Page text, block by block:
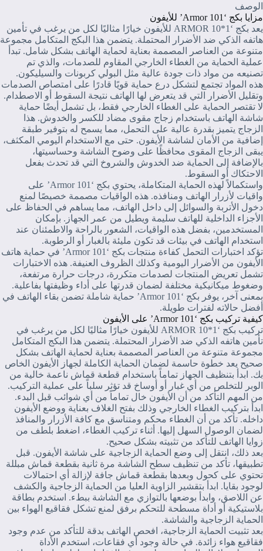
الوصف
مزايا بكج ‘Armor 101’ للأيفون
يعد بكج ‘ARMOR 10*1 للأيفون خيارًا مثاليًا لكل من يرغب في تأمين
هاتفه الذكي ضد الأضرار المحتملة. يتضمن هذا البكج المتكامل مجموعة
متنوعة من العناصر المصممة بعناية لحماية الهاتف بشكل شامل. تبدأ
عملية الحماية من الغطاء الخارجي المقاوم للصدمات، والذي تم
تصنيعه من مواد ذات جودة عالية مثل البولي كربونات والسيليكون.
هذه المواد تجتمع لتشكل درع حماية قويًا قادرًا على امتصاص الصدمات
وتقليل الأضرار التي قد يتعرض لها الهاتف نتيجة السقوط أو الاصطدام.
لا تقتصر الحماية على الغطاء الخارجي فقط، بل تشمل أيضًا حماية
شاشة الهاتف باستخدام زجاج مقوى مضاد للكسر والخدوش. هذا
الزجاج يتميز بقدرة عالية على التحمل، مما يسمح له بتوفير طبقة
إضافية من الأمان لشاشة الأيفون. حتى مع الاستخدام اليومي المكثف،
يبقى الزجاج المقوى محافظًا على وضوح الشاشة وحساسيتها،
بالإضافة إلى الحماية ضد الخدوش والشروخ التي قد تحدث بفعل
الاحتكاك أو السقوط.
واستكمالاً لهذه الحماية المتكاملة، يحتوي بكج ‘Armor 101’ على
واقيات لأزرار الهاتف ومنافذه. هذه الواقيات مصممة خصيصًا لمنع
دخول الأتربة والسوائل إلى داخل الهاتف، مما يساهم في الحفاظ على
الأجزاء الداخلية للهاتف سليمة ويطيل من عمر الجهاز. بإمكان
المستخدمين، بفضل هذه الواقيات، الشعور بالراحة والاطمئنان عند
استخدام الهاتف في بيئات قد تكون مليئة بالغبار أو الرطوبة.
تؤكد اختبارات التحمل كفاءة منتجات بكج ‘Armor 101’ في حماية هاتف
الأيفون من الأضرار اليومية وكذلك الظروف العنيفة. هذه الاختبارات
تشمل تعريض المنتجات لصدمات متكررة، درجات حرارة مرتفعة،
وضغوط ميكانيكية مختلفة لضمان قدرتها على أداء وظيفتها بفاعلية.
بمعنى آخر، يوفر بكج ‘Armor 101’ حماية شاملة تضمن بقاء الهاتف في
أفضل حالاته لفترات طويلة.
كيفية تركيب بكج ‘Armor 101’ على الأيفون
تركيب بكج ‘ARMOR 10*1 للأيفون خيارًا مثاليًا لكل من يرغب في
تأمين هاتفه الذكي ضد الأضرار المحتملة. يتضمن هذا البكج المتكامل
مجموعة متنوعة من العناصر المصممة بعناية لحماية الهاتف بشكل
صحيح يعد خطوة حاسمة لضمان الحماية الكاملة لجهاز الأيفون الخاص
بك. ابدأ بتنظيف الجهاز تماماً باستخدام قطعة قماش ناعمة خالية من
الوبر للتخلص من أي غبار أو أوساخ قد تؤثر سلباً على عملية التركيب.
من المهم التأكد من أن الأيفون خال تماماً من أي شوائب قبل البدء.
ابدأ بتركيب الغطاء الخارجي وذلك بفتح الغلاف بعناية ووضع الأيفون
داخله. تأكد من أن الغطاء محكم ومتناسق مع كافة الأزرار والمنافذ
لضمان الوصول السهل إليها. أثناء تركيب الغطاء، اضغط بلطف من
زوايا الهاتف للتأكد من تثبيته بشكل صحيح.
بعد ذلك، انتقل إلى وضع الحماية الزجاجية على شاشة الأيفون. قبل
تطبيقها، تأكد من تنظيف سطح الشاشة مرة ثانية بقطعة قماش مبللة
تحتوي على كحول وبعدها بقطعة قماش جافة لإزالة أي احتمالات
لوجود بقايا. ابدأ بتقشير الزاوية العليا من الحماية الزجاجية والكشف
عن اللاصق، وابدأ بوضعها بالتوازي مع الشاشة ببطء. استخدم بطاقة
بلاستيكية أو أداة مسطحة للتحكم برفق لمنع تشكل فقاقيع الهواء بين
الحماية الزجاجية والشاشة.
بعد تثبيت الحماية الزجاجية، افحص الهاتف بدقة للتأكد من عدم وجود
فقاقيع هواء زائدة. في حالة وجود أي فقاعات، استخدم الأداة